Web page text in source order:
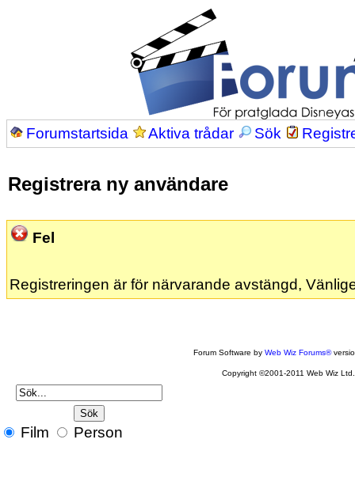
Forumstartsida Aktiva trådar Sök
Registrera ny användare
Fel
Registreringen är för närvarande avstängd,
Forum Software byWeb Wiz Forums®
Copyright ©2001-2011 Web Wiz Ltd.
Film Person